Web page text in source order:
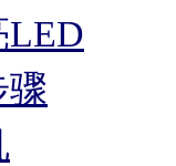
LED
骤